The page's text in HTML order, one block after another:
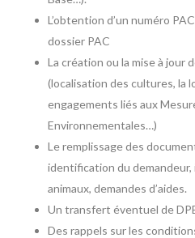
L’obtention d’un numéro
dossier PAC
La création ou la mise à jour
(localisation des cultures, la
engagements liés aux
Environnementales…)
Le remplissage des
identification du
animaux, demandes d’aides.
Un transfert éventuel de
Des rappels sur les